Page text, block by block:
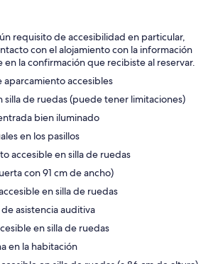
requisito de accesibilidad en particular,
con el alojamiento con la información
en la confirmación que recibiste al reservar.
aparcamiento accesibles
silla de ruedas (puede tener limitaciones)
bien iluminado
en los pasillos
accesible en silla de ruedas
con 91 cm de ancho)
en silla de ruedas
asistencia auditiva
en silla de ruedas
en la habitación